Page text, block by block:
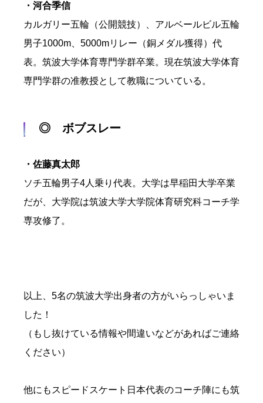
・河合季信
カルガリー五輪（公開競技）、アルベールビル五輪
男子1000m、5000mリレー（銅メダル獲得）代
表。筑波大学体育専門学群卒業。現在筑波大学体育
専門学群の准教授として教職についている。
◎ ボブスレー
・佐藤真太郎
ソチ五輪男子4人乗り代表。大学は早稲田大学卒業
だが、大学院は筑波大学大学院体育研究科コーチ学
専攻修了。
以上、5名の筑波大学出身者の方がいらっしゃいま
した！
（もし抜けている情報や間違いなどがあればご連絡
ください）
他にもスピードスケート日本代表のコーチ陣にも筑